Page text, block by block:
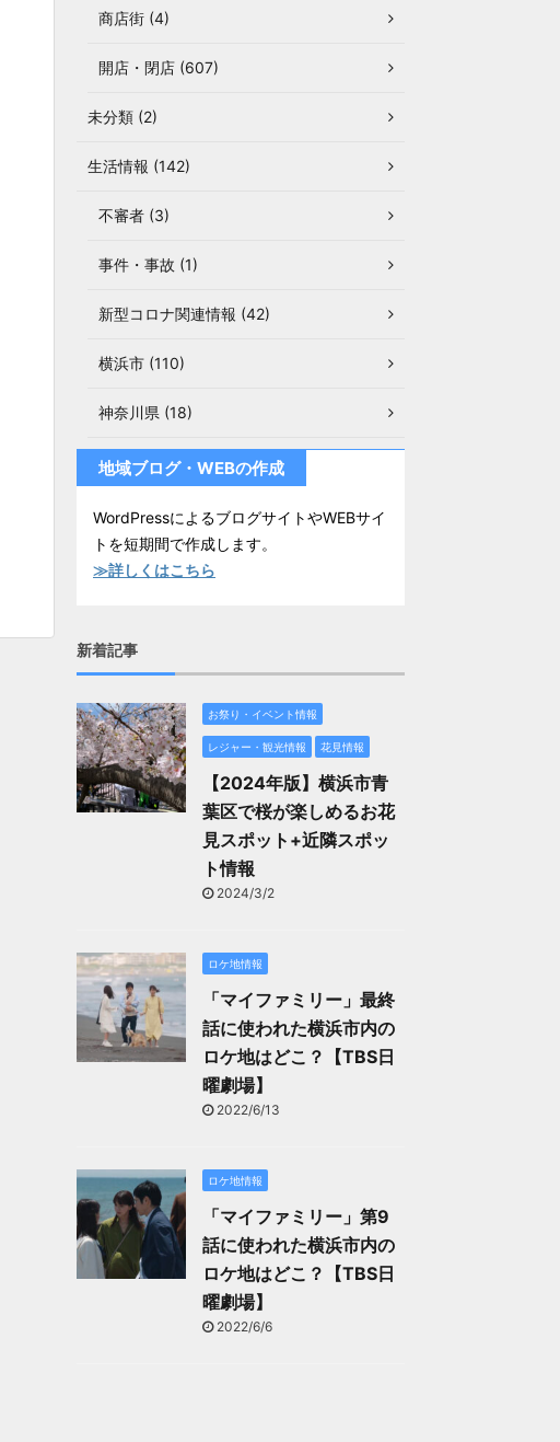
商店街 (4)
開店・閉店 (607)
未分類 (2)
生活情報 (142)
不審者 (3)
事件・事故 (1)
新型コロナ関連情報 (42)
横浜市 (110)
神奈川県 (18)
地域ブログ・WEBの作成
WordPressによるブログサイトやWEBサイ
トを短期間で作成します。
≫詳しくはこちら
新着記事
お祭り・イベント情報
レジャー・観光情報 花見情報
【2024年版】横浜市青
葉区で桜が楽しめるお花
見スポット+近隣スポッ
ト情報
2024/3/2
ロケ地情報
「マイファミリー」最終
話に使われた横浜市内の
ロケ地はどこ？【TBS日
曜劇場】
2022/6/13
ロケ地情報
「マイファミリー」第9
話に使われた横浜市内の
ロケ地はどこ？【TBS日
曜劇場】
2022/6/6